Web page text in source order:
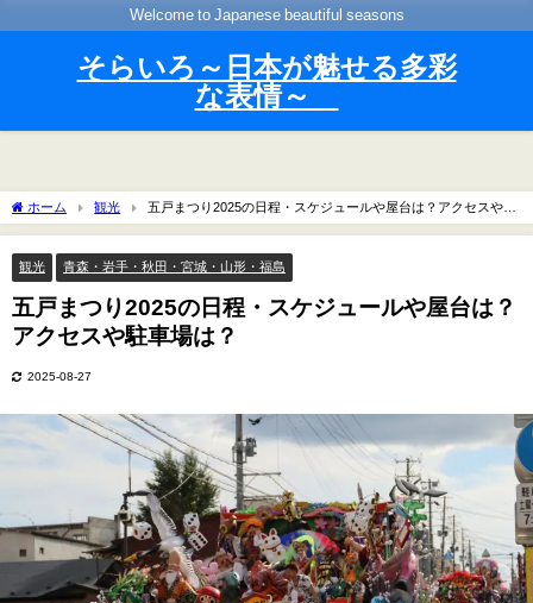
Welcome to Japanese beautiful seasons
そらいろ～日本が魅せる多彩
な表情～
ホーム 観光
五戸まつり2025の日程・スケジュールや屋台は？アクセスや駐
車場は？
観光 青森・岩手・秋田・宮城・山形・福島
五戸まつり2025の日程・スケジュールや屋台は？
アクセスや駐車場は？
2025-08-27